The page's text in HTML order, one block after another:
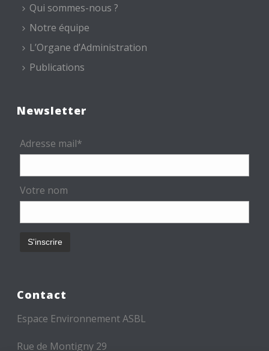
Qui sommes-nous ?
Notre équipe
L’Organe d’Administration
Publications
Newsletter
Adresse mail*
Votre nom
Contact
Espace Environnement ASBL
Rue de Montigny 29